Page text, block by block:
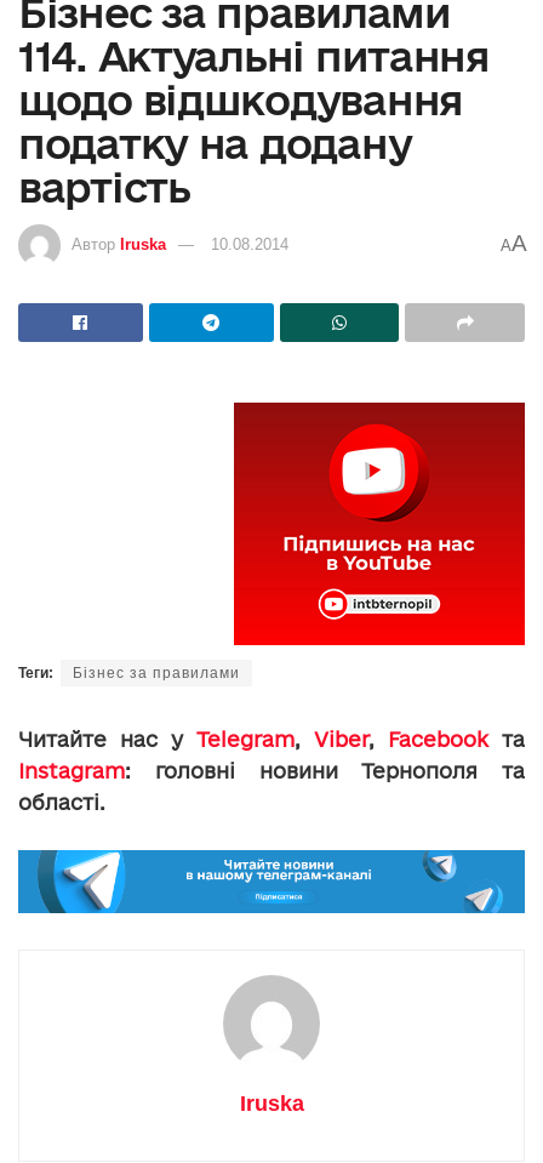
Бізнес за правилами
114. Актуальні питання
щодо відшкодування
податку на додану
вартість
Автор Iruska 10.08.2014 AA
Теги: Бізнес за правилами
Читайте нас у Telegram, Viber, Facebookта
Instagram: головні новини Тернополя та
області.
Iruska